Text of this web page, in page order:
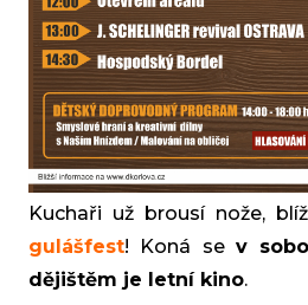
Kuchaři už brousí nože,
gulášfest! Koná se v
dějištěm je letní kino.